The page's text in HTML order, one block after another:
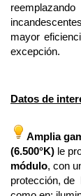
mayor
excepción.
Datos de
Amplia
(6.500°K) le
módulo, con
protección, de